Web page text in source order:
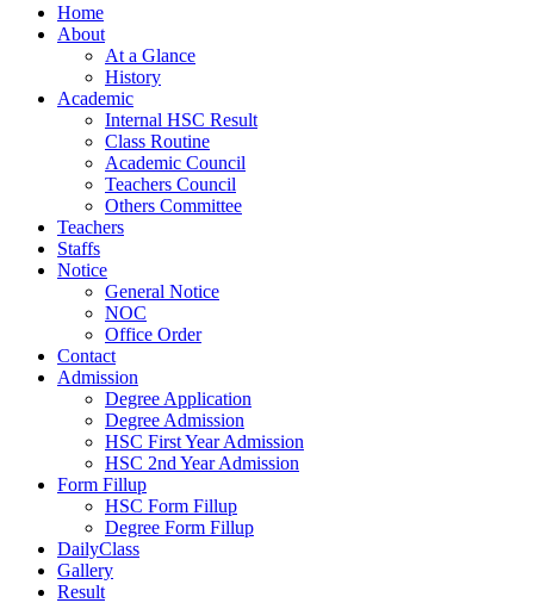
Home
About
At a Glance
History
Academic
Internal HSC Result
Class Routine
Academic Council
Teachers Council
Others Committee
Teachers
Staffs
Notice
General Notice
NOC
Office Order
Contact
Admission
Degree Application
Degree Admission
HSC First Year Admission
HSC 2nd Year Admission
Form Fillup
HSC Form Fillup
Degree Form Fillup
DailyClass
Gallery
Result